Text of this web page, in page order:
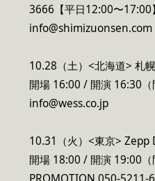
3666【平日12:00〜17:00】
info@shimizuonsen.com
10.28（土）<北海道> 札
開場 16:00 / 開演 16:30
info@wess.co.jp
10.31（火）<東京> Zepp
開場 18:00 / 開演 19:00（